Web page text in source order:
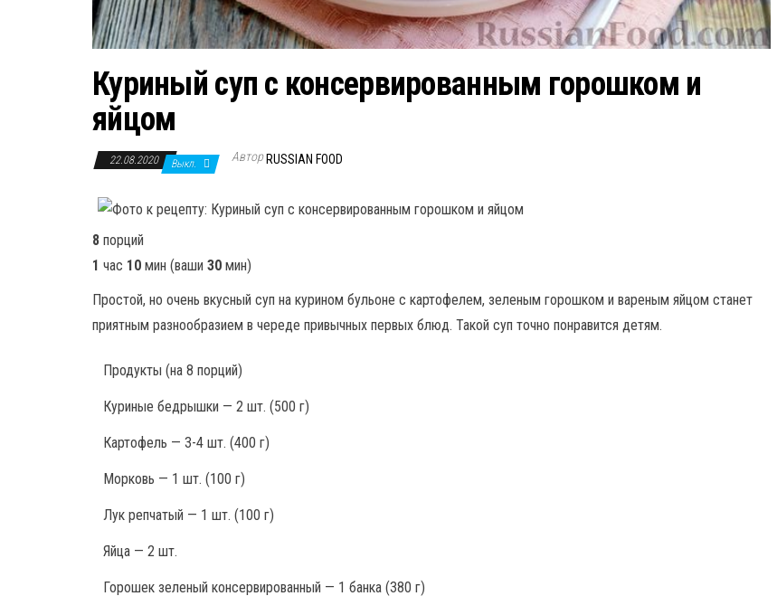
Куриный суп с консервированным горошком и
яйцом
22.08.2020 Выкл. Автор RUSSIAN FOOD
8 порций
1 час 10 мин (ваши 30 мин)
Простой, но очень вкусный суп на курином бульоне с картофелем, зеленым горошком и вареным яйцом станет
приятным разнообразием в череде привычных первых блюд. Такой суп точно понравится детям.
Продукты (на 8 порций)
Куриные бедрышки — 2 шт. (500 г)
Картофель — 3-4 шт. (400 г)
Морковь — 1 шт. (100 г)
Лук репчатый — 1 шт. (100 г)
Яйца — 2 шт.
Горошек зеленый консервированный — 1 банка (380 г)